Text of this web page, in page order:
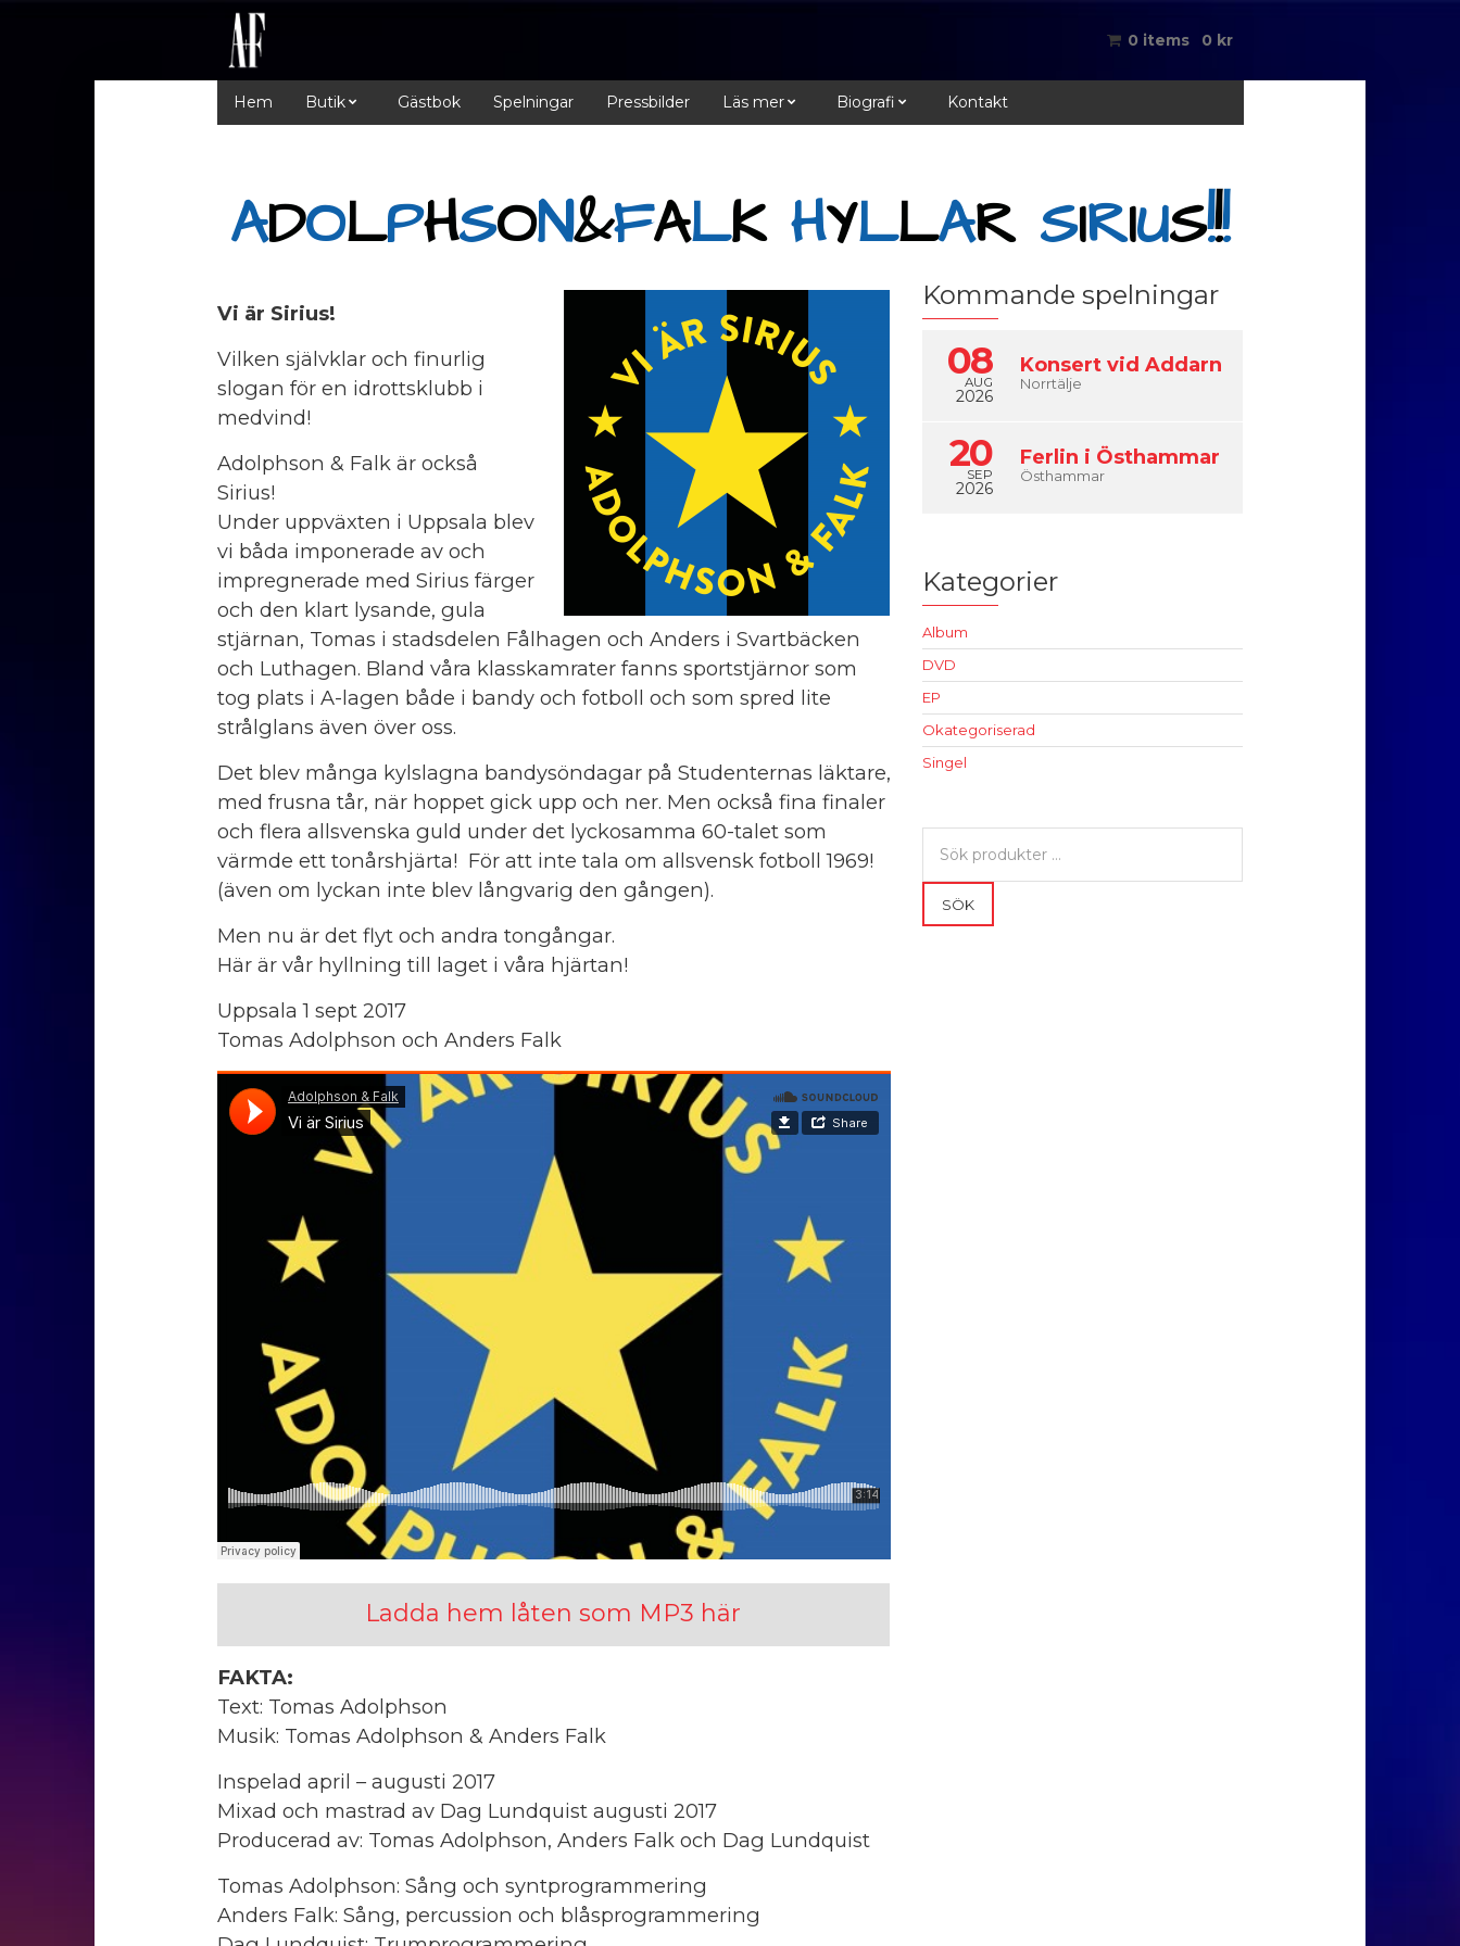
0 items 0 kr
Hem Butik Gästbok Spelningar Pressbilder Läs mer Biografi Kontakt
ADOLPHSON&FALK HYLLAR SIRIUS!!!
Vi är Sirius!
Vilken självklar och finurlig
slogan för en idrottsklubb i
medvind!
Adolphson & Falk är också
Sirius!
Under uppväxten i Uppsala blev
vi båda imponerade av och
impregnerade med Sirius färger
och den klart lysande, gula
stjärnan, Tomas i stadsdelen Fålhagen och Anders i Svartbäcken
och Luthagen. Bland våra klasskamrater fanns sportstjärnor som
tog plats i A-lagen både i bandy och fotboll och som spred lite
strålglans även över oss.
Det blev många kylslagna bandysöndagar på Studenternas läktare,
med frusna tår, när hoppet gick upp och ner. Men också fina finaler
och flera allsvenska guld under det lyckosamma 60-talet som
värmde ett tonårshjärta! För att inte tala om allsvensk fotboll 1969!
(även om lyckan inte blev långvarig den gången).
Men nu är det flyt och andra tongångar.
Här är vår hyllning till laget i våra hjärtan!
Uppsala 1 sept 2017
Tomas Adolphson och Anders Falk
Ladda hem låten som MP3 här
FAKTA:
Text: Tomas Adolphson
Musik: Tomas Adolphson & Anders Falk
Inspelad april – augusti 2017
Mixad och mastrad av Dag Lundquist augusti 2017
Producerad av: Tomas Adolphson, Anders Falk och Dag Lundquist
Tomas Adolphson: Sång och syntprogrammering
Anders Falk: Sång, percussion och blåsprogrammering
Kommande spelningar
08
AUG
2026
Konsert vid Addarn
Norrtälje
20
SEP
2026
Ferlin i Östhammar
Östhammar
Kategorier
Album
DVD
EP
Okategoriserad
Singel
efter:
SÖK